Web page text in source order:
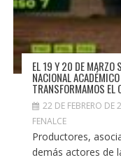
EL 19 Y 20 DE MARZO
NACIONAL
TRANSFORMAMOS EL
22 DE FEBRERO DE
FENALCE
Productores,
demás actores de